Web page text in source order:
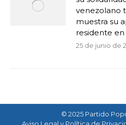
venezolano
muestra su
residente en
25 de junio de
© 2025 Partido